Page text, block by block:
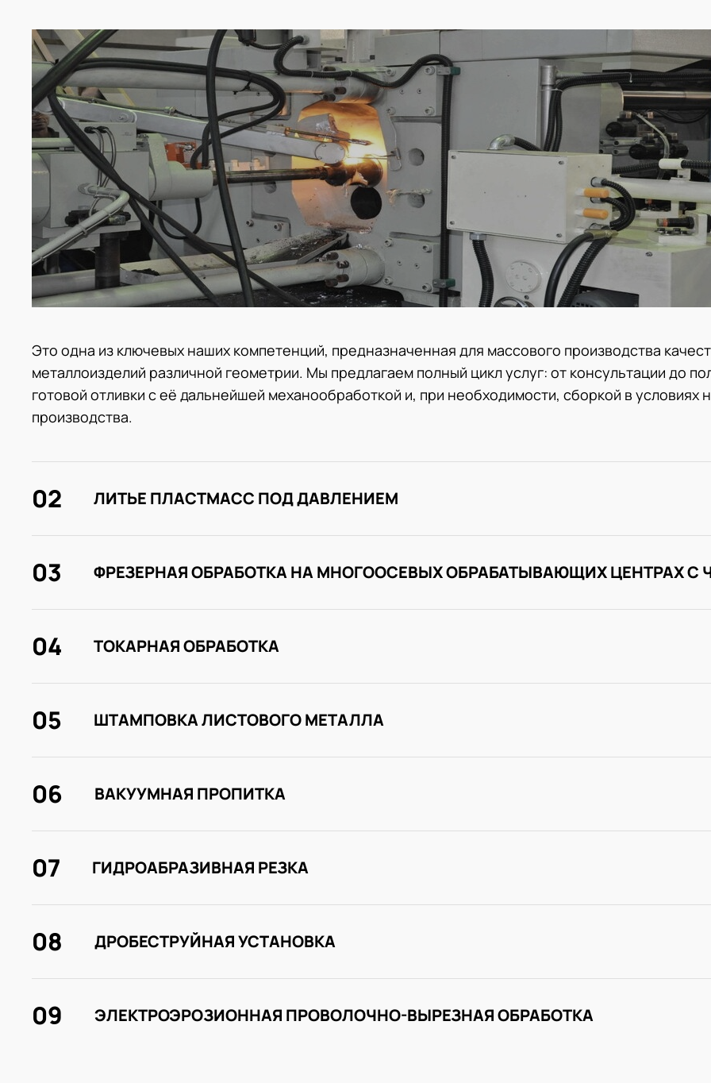
Это одна из ключевых наших компетенций, предназначенная для массового производства
металлоизделий различной геометрии. Мы предлагаем полный цикл услуг: от консультации до
готовой отливки с её дальнейшей механообработкой и, при необходимости, сборкой в условиях
производства.
ЛИТЬЕ ПЛАСТМАСС ПОД ДАВЛЕНИЕМ
02
ФРЕЗЕРНАЯ ОБРАБОТКА НА МНОГООСЕВЫХ ОБРАБАТЫВАЮЩИХ ЦЕНТРАХ С
03
ТОКАРНАЯ ОБРАБОТКА
04
ШТАМПОВКА ЛИСТОВОГО МЕТАЛЛА
05
ВАКУУМНАЯ ПРОПИТКА
06
ГИДРОАБРАЗИВНАЯ РЕЗКА
07
ДРОБЕСТРУЙНАЯ УСТАНОВКА
08
ЭЛЕКТРОЭРОЗИОННАЯ ПРОВОЛОЧНО-ВЫРЕЗНАЯ ОБРАБОТКА
09